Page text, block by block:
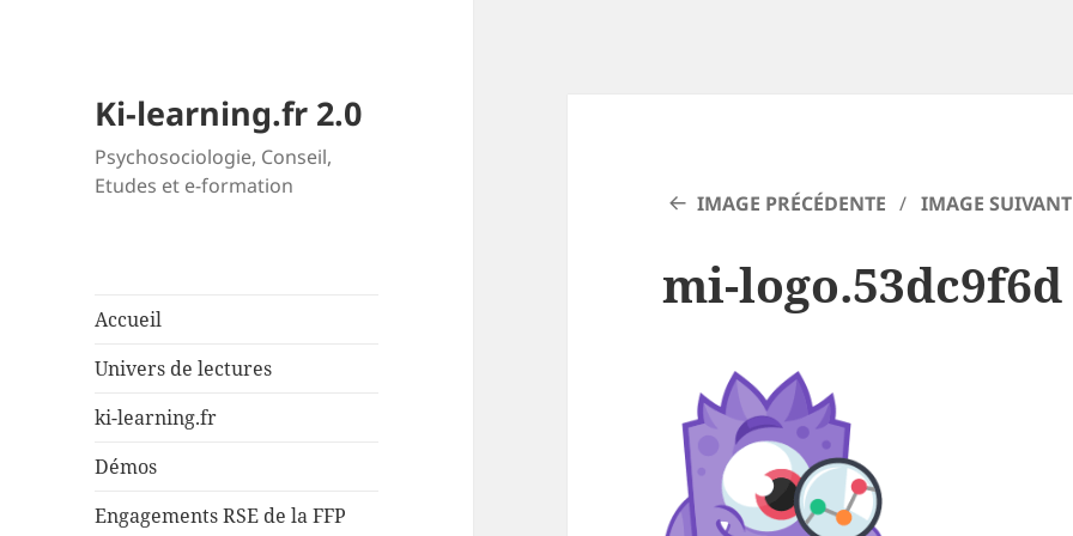
Ki-learning.fr 2.0
Psychosociologie, Conseil,
Etudes et e-formation
Accueil
Univers de lectures
ki-learning.fr
Démos
Engagements RSE de la FFP
IMAGE PRÉCÉDENTE IMAGE
mi-logo.53dc9f6d